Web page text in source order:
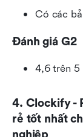
Có các
Đánh giá G2
4,6 trên 5
4. Clockify -
rẻ tốt nhất